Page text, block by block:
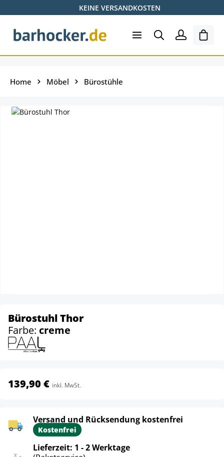
Zum Hauptinhalt springenKEINE VERSANDKOSTEN
Home Möbel Bürostühle
Bürostuhl Thor
Farbe: creme
139,90 € inkl. MwSt.
Versand und Rücksendung kostenfrei
Kostenfrei
Lieferzeit: 1 - 2 Werktage